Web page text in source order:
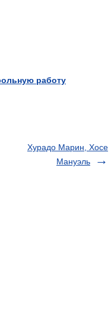
работу
Хурадо Марин, Хосе
Мануэль